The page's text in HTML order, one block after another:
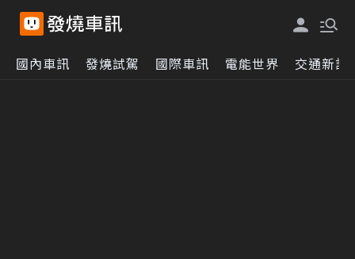
國內車訊 發燒試駕 國際車訊 電能世界 交通新訊